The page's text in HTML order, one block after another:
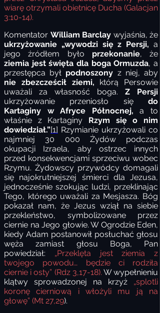
wiarę otrzymali obietnicę Ducha (Galacjan
3:10-14).
Komentator William Barclay wyjaśnia, że
ukrzyżowanie „wywodzi się z Persji, a
jego źródłem było przekonanie, że
ziemia jest święta dla boga Ormuzda, a
przestępca był podnoszony z niej, aby
nie zbezcześcił ziemi, którą Persowie
uważali za własność boga. Z Persji
ukrzyżowanie przeniosło się do
Kartaginy w Afryce Północnej,a to
właśnie z Kartaginy Rzym się o nim
dowiedział.”[1] Rzymianie ukrzyżowali co
najmniej 30 000 Żydów podczas
okupacji Izraela, aby ostrzec innych
przed konsekwencjami sprzeciwu wobec
Rzymu. Żydowscy przywódcy domagali
się najokrutniejszej śmierci dla Jezusa,
jednocześnie szokując ludzi, przeklinając
Tego, którego uważali za Mesjasza. Bóg
pokazał nam, że Jezus wziął na siebie
przekleństwo, symbolizowane przez
ciernie na Jego głowie. W Ogrodzie Eden,
kiedy Adam postanowił posłuchać głosu
węża zamiast głosu Boga, Pan
powiedział: „Przeklęta jest ziemia z
twojego powodu… będzie ci rodziła
ciernie i osty” (Rdz 3,17-18). W wypełnieniu
klątwy sprowadzonej na krzyż „splotli
koronę cierniową i włożyli mu ją na
głowę” (Mt 27,29).